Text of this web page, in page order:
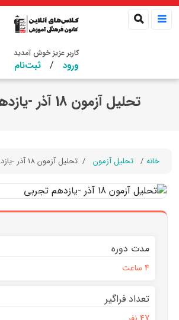
کاربر عزیز خوش آمدید
ورود / ثبت‌نام
تحلیل آزمون 18 آذر -یازدهم تجربی
خانه تحلیل آزمون تحلیل آزمون 18 آذر -یازدهم تجربی
مدت دوره
4 ساعت
تعداد فراگیر